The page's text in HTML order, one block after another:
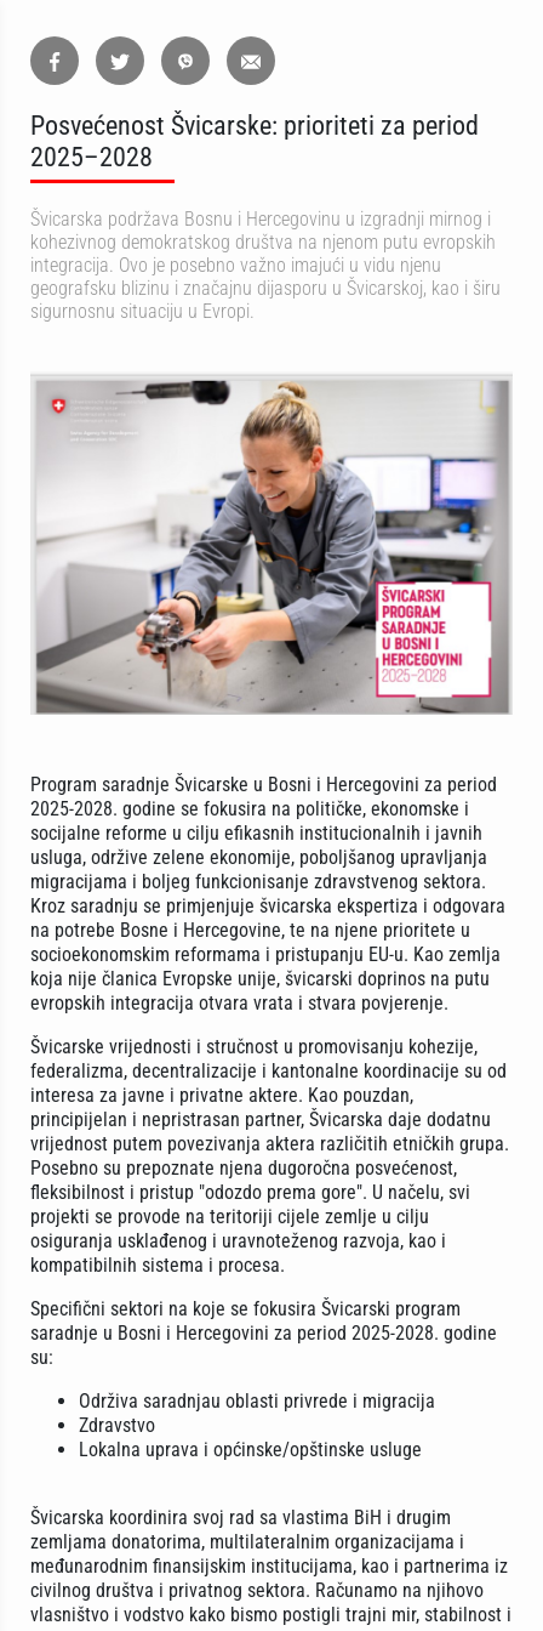
Posvećenost Švicarske: prioriteti za period
2025–2028
Švicarska podržava Bosnu i Hercegovinu u izgradnji mirnog i
kohezivnog demokratskog društva na njenom putu evropskih
integracija. Ovo je posebno važno imajući u vidu njenu
geografsku blizinu i značajnu dijasporu u Švicarskoj, kao i širu
sigurnosnu situaciju u Evropi.
Program saradnje Švicarske u Bosni i Hercegovini za period
2025-2028. godine se fokusira na političke, ekonomske i
socijalne reforme u cilju efikasnih institucionalnih i javnih
usluga, održive zelene ekonomije, poboljšanog upravljanja
migracijama i boljeg funkcionisanje zdravstvenog sektora.
Kroz saradnju se primjenjuje švicarska ekspertiza i odgovara
na potrebe Bosne i Hercegovine, te na njene prioritete u
socioekonomskim reformama i pristupanju EU-u. Kao zemlja
koja nije članica Evropske unije, švicarski doprinos na putu
evropskih integracija otvara vrata i stvara povjerenje.
Švicarske vrijednosti i stručnost u promovisanju kohezije,
federalizma, decentralizacije i kantonalne koordinacije su od
interesa za javne i privatne aktere. Kao pouzdan,
principijelan i nepristrasan partner, Švicarska daje dodatnu
vrijednost putem povezivanja aktera različitih etničkih grupa.
Posebno su prepoznate njena dugoročna posvećenost,
fleksibilnost i pristup "odozdo prema gore". U načelu, svi
projekti se provode na teritoriji cijele zemlje u cilju
osiguranja usklađenog i uravnoteženog razvoja, kao i
kompatibilnih sistema i procesa.
Specifični sektori na koje se fokusira Švicarski program
saradnje u Bosni i Hercegovini za period 2025-2028. godine
su:
Održiva saradnjau oblasti privrede i migracija
Zdravstvo
Lokalna uprava i općinske/opštinske usluge
Švicarska koordinira svoj rad sa vlastima BiH i drugim
zemljama donatorima, multilateralnim organizacijama i
međunarodnim finansijskim institucijama, kao i partnerima iz
civilnog društva i privatnog sektora. Računamo na njihovo
vlasništvo i vodstvo kako bismo postigli trajni mir, stabilnost i